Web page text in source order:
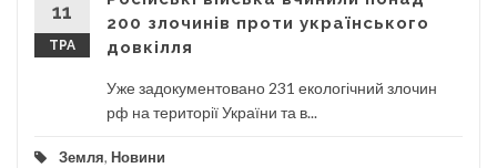
11
ТРА
200 злочинів проти українського
довкілля
Уже задокументовано 231 екологічний злочин
рф на території України та в...
Земля, Новини